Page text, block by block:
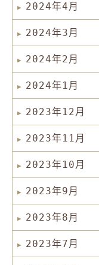
2024年4月
2024年3月
2024年2月
2024年1月
2023年12月
2023年11月
2023年10月
2023年9月
2023年8月
2023年7月